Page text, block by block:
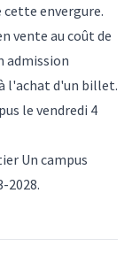
cette envergure.
vente au coût de
admission
l'achat d'un billet.
le vendredi 4
Un campus
2028.